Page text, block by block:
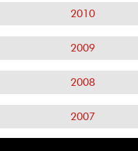
2010
2009
2008
2007